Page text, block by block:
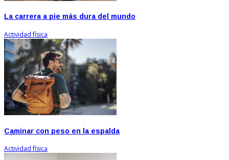
La carrera a pie más dura del mundo
Actividad física
Caminar con peso en la espalda
Actividad física